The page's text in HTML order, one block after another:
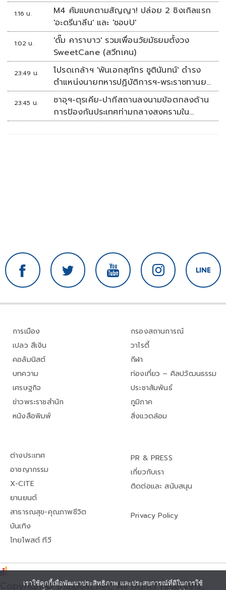
1:16 น.
M4 คัมแบคตามสัญญา! ปล่อย 2 ซิงเกิลแรก
'อะดรีนาลีน' และ 'ชอบU'
1:02 น.
'ดั๊ม คาราบาว' รวมเพื่อนวัยมัธยมตั้งวง
SweetCane (สวีทเคน)
23:49 น.
โปรดเกล้าฯ 'พันเอกสุภัทร ชูตินันทน์' ดำรง
ตำแหน่งนายทหารปฏิบัติการฯ-พระราชทานยศ
'พลตรี'
23:45 น.
ซาอุฯ-ตุรเคีย-ปากีสถานลงนามข้อตกลงด้าน
การป้องกันประเทศท่ามกลางสงครามใน
ภูมิภาค
การเมือง
เปลว สีเงิน
คอลัมนิสต์
บทความ
เศรษฐกิจ
ข่าวพระราชสำนัก
หนังสือพิมพ์
กรองสถานการณ์
วาไรตี้
กีฬา
ท่องเที่ยว – ศิลปวัฒนธรรม
ประชาสัมพันธ์
ภูมิภาค
สิ่งแวดล้อม
ต่างประเทศ
อาชญากรรม
X-CITE
ยานยนต์
สาธารณสุข-คุณภาพชีวิต
บันเทิง
ไทยโพสต์ ทีวี
PR & PRESS
เกี่ยวกับเรา
ติดต่อและ สนับสนุน
Privacy Policy
Copyright© thaipost.net, All rights reserved.,
เราใช้คุกกี้เพื่อพัฒนาประสิทธิภาพ และประสบการณ์ที่ดีในการใช้